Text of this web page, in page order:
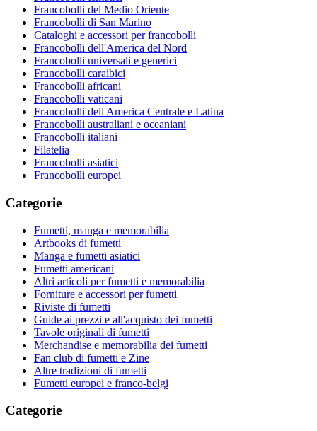
Francobolli del Medio Oriente
Francobolli di San Marino
Cataloghi e accessori per francobolli
Francobolli dell'America del Nord
Francobolli universali e generici
Francobolli caraibici
Francobolli africani
Francobolli vaticani
Francobolli dell'America Centrale e Latina
Francobolli australiani e oceaniani
Francobolli italiani
Filatelia
Francobolli asiatici
Francobolli europei
Categorie
Fumetti, manga e memorabilia
Artbooks di fumetti
Manga e fumetti asiatici
Fumetti americani
Altri articoli per fumetti e memorabilia
Forniture e accessori per fumetti
Riviste di fumetti
Guide ai prezzi e all'acquisto dei fumetti
Tavole originali di fumetti
Merchandise e memorabilia dei fumetti
Fan club di fumetti e Zine
Altre tradizioni di fumetti
Fumetti europei e franco-belgi
Categorie